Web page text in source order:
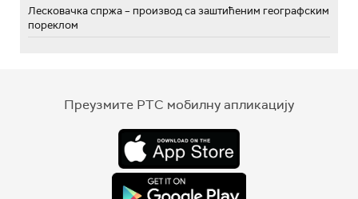
Лесковачка спржа – производ са заштићеним географским
пореклом
Преузмите РТС мобилну апликацију